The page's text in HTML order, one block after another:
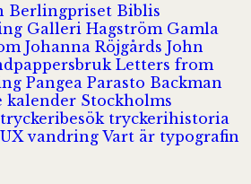
Berlingpriset Biblis
Galleri Hagström Gamla
Johanna Röjgårds John
Letters from
Pangea Parasto Backman
kalender Stockholms
tryckeribesök tryckerihistoria
UXvandring Vart är typografin